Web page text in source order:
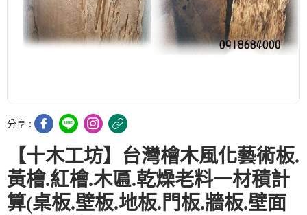
分享 :
【十木工坊】台灣檜木風化藝術板.
黃檜.紅檜.木匾.乾燥老料一材積計
算(桌板.壁板.地板.門板.牆板.壁面